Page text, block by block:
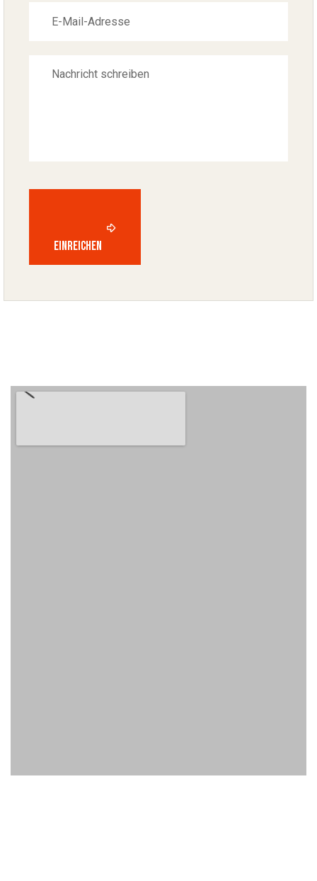
Einreichen